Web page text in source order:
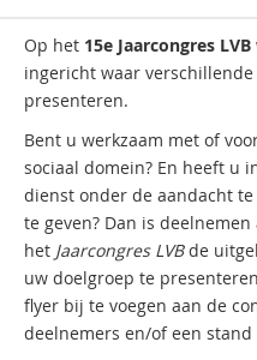
Op het 15e Jaarcongres LVB
ingericht waar
presenteren.
Bent u werkzaam met of
sociaal domein? En heeft u
dienst onder de aandacht
te geven? Dan is
het Jaarcongres LVBde
uw doelgroep te presenteren
flyer bij te voegen aan de
deelnemers en/of een